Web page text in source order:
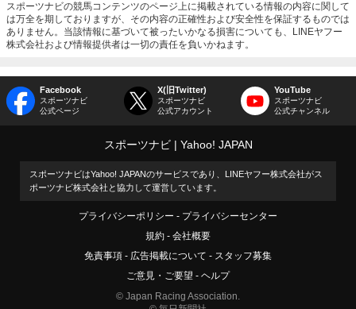
スポーツナビの競馬コンテンツのページ上に掲載されている情報の内容に関して
は万全を期しておりますが、その内容の正確性および安全性を保証するものでは
ありません。当該情報に基づいて被ったいかなる損害についても、LINEヤフー
株式会社および情報提供者は一切の責任を負いかねます。
Facebook
スポーツナビ
公式ページ
X(旧Twitter)
スポーツナビ
公式アカウント
YouTube
スポーツナビ
公式チャンネル
スポーツナビ Yahoo! JAPAN
スポーツナビはYahoo! JAPANのサービスであり、LINEヤフー株式会社がス
ポーツナビ株式会社と協力して運営しています。
プライバシーポリシー
プライバシーセンター
規約
会社概要
免責事項
広告掲載について
スタッフ募集
ご意見・ご要望
ヘルプ
© Japan Racing Association.